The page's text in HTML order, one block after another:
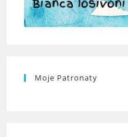
Moje Patronaty